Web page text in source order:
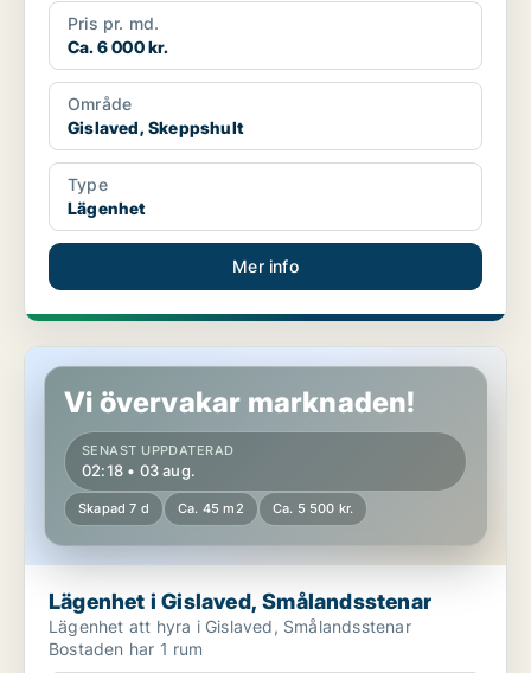
Pris pr. md.
Ca. 6 000 kr.
Område
Gislaved, Skeppshult
Type
Lägenhet
Mer info
Lägenhet i Gislaved, Smålandsstenar
Vi övervakar marknaden!
SENAST UPPDATERAD
02:18 • 03 aug.
Skapad 7 d Ca. 45 m2 Ca. 5 500 kr.
Lägenhet i Gislaved, Smålandsstenar
Lägenhet att hyra i Gislaved, Smålandsstenar
Bostaden har 1 rum